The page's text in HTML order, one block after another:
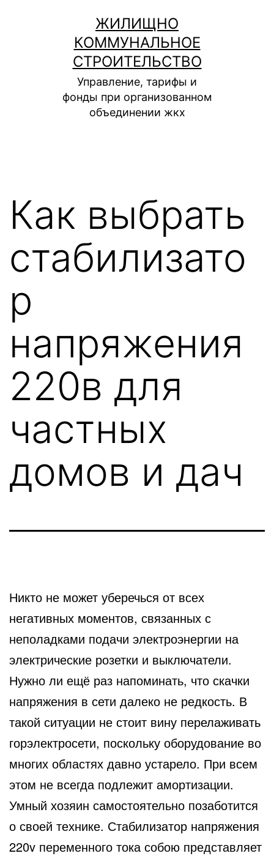
содержимому
ЖИЛИЩНО
КОММУНАЛЬНОЕ
СТРОИТЕЛЬСТВО
Управление, тарифы и
фонды при организованном
объединении жкх
Как выбрать
стабилизато
р
напряжения
220в для
частных
домов и дач
Никто не может уберечься от всех
негативных моментов, связанных с
неполадками подачи электроэнергии на
электрические розетки и выключатели.
Нужно ли ещё раз напоминать, что скачки
напряжения в сети далеко не редкость. В
такой ситуации не стоит вину перелаживать
горэлектросети, поскольку оборудование во
многих областях давно устарело. При всем
этом не всегда подлежит амортизации.
Умный хозяин самостоятельно позаботится
о своей технике. Стабилизатор напряжения
220v переменного тока собою представляет